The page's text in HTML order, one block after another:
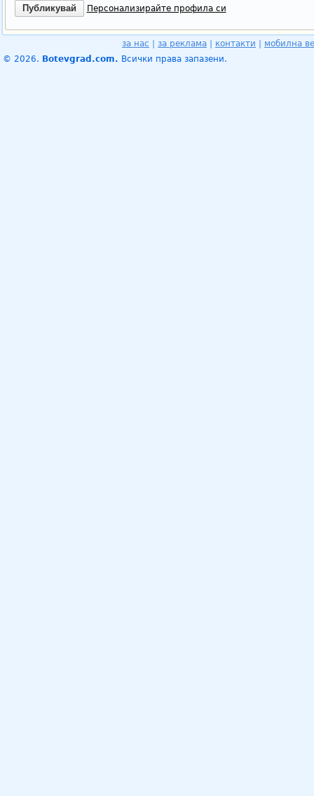
Персонализирайте профила си
за нас за реклама контакти
мобилна
© 2026. Botevgrad.com. Всички права запазени.